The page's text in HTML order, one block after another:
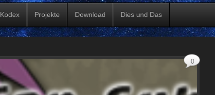
Kodex Projekte Download Dies und Das
0